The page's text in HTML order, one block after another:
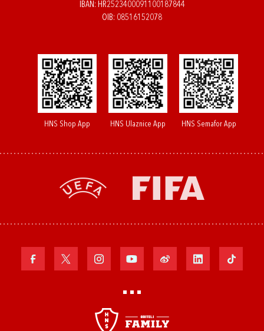
IBAN: HR2523400091100187844
OIB: 08516152078
HNS Shop App HNS Ulaznice App HNS Semafor App